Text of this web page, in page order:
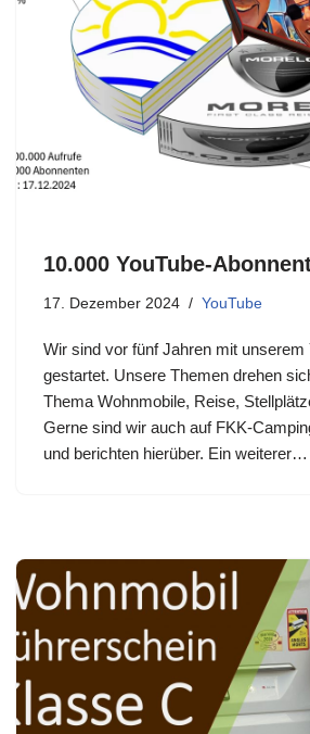
10.000 YouTube-
17. Dezember 2024 YouTube
Wir sind vor fünf Jahren mit unserem
gestartet. Unsere Themen drehen
Thema Wohnmobile, Reise,
Gerne sind wir auch auf FKK-
und berichten hierüber. Ein weiterer…